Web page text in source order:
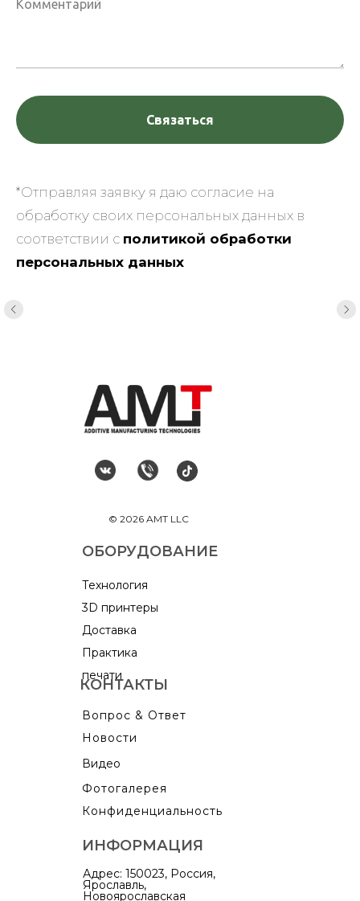
Связаться
*Отправляя заявку я даю согласие на
обработку своих персональных данных в
соответствии с политикой обработки
персональных данных
© 2026 AMT LLC
ОБОРУДОВАНИЕ
КОНТАКТЫ
ИНФОРМАЦИЯ
Фотогалерея
Адрес: 150023, Россия,
Ярославль,
Новоярославская
Новости
Вопрос & Ответ
Конфиденциальность
Видео
Практика
печати
Доставка
3D принтеры
Технология